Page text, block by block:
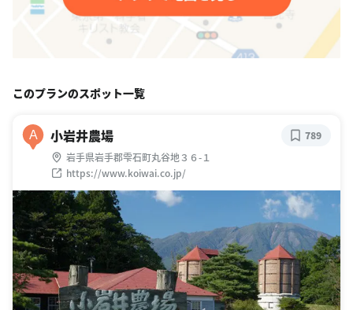
このプランのスポット一覧
A 小岩井農場
岩手県岩手郡雫石町丸谷地３６-１
https://www.koiwai.co.jp/
789